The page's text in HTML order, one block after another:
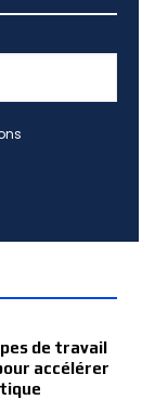
de travail
accélérer